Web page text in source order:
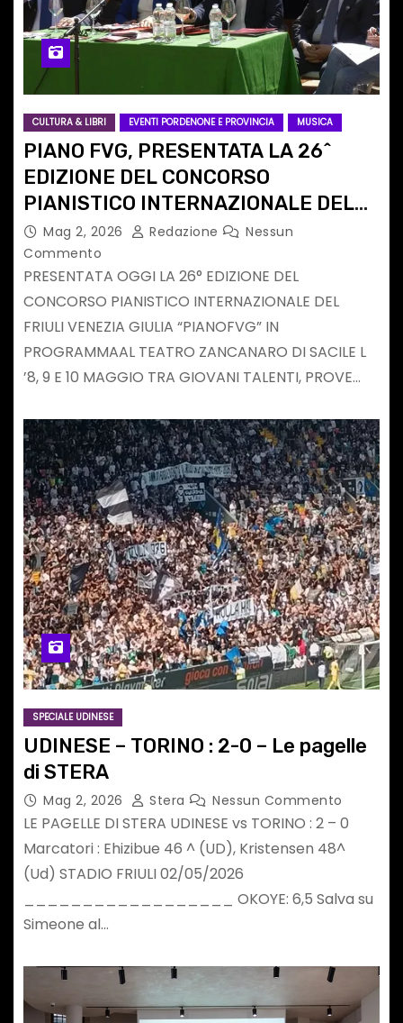
CULTURA & LIBRI EVENTI PORDENONE E PROVINCIA MUSICA
PIANO FVG, PRESENTATA LA 26^
EDIZIONE DEL CONCORSO
PIANISTICO INTERNAZIONALE DEL
F.V.G. – SACILE 8, 9 E 10 MAGGIO
Mag 2, 2026 Redazione
Nessun
Commento
PRESENTATA OGGI LA 26° EDIZIONE DEL
CONCORSO PIANISTICO INTERNAZIONALE DEL
FRIULI VENEZIA GIULIA “PIANOFVG” IN
PROGRAMMAAL TEATRO ZANCANARO DI SACILE L
’8, 9 E 10 MAGGIO TRA GIOVANI TALENTI, PROVE…
SPECIALE UDINESE
UDINESE – TORINO : 2-0 – Le pagelle
di STERA
Mag 2, 2026 Stera Nessun Commento
LE PAGELLE DI STERA UDINESE vs TORINO : 2 – 0
Marcatori : Ehizibue 46 ^ (UD), Kristensen 48^
(Ud) STADIO FRIULI 02/05/2026
__________________ OKOYE: 6,5 Salva su
Simeone al…